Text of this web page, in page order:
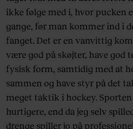
ikke følge med i, hvor pucken
gange, før man kommer ind i
fanget. Det er en vanvittig
være god på skøjter, have god
fysisk form, samtidig med at
sammen og have styr på det
meget taktik i hockey.
hurtigere, end da jeg selv
drenge spiller jo på